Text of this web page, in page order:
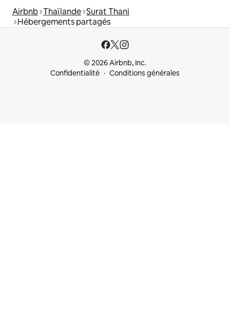
Airbnb Thaïlande Surat Thani
Hébergements partagés
© 2026 Airbnb, Inc.
Confidentialité
Conditions générales